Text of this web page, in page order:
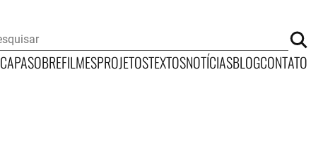
CAPASOBREFILMESPROJETOSTEXTOSNOTÍCIASBLOGCONTATO